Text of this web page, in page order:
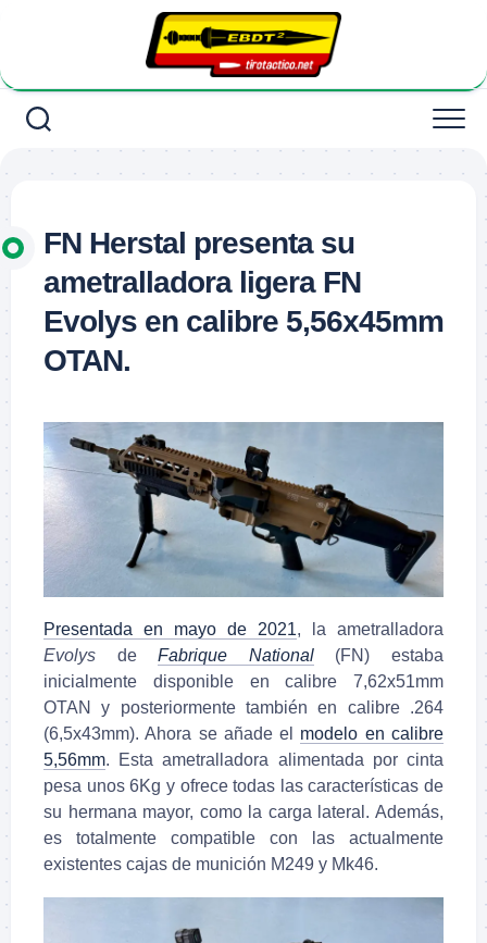
FN Herstal presenta su
ametralladora ligera FN
Evolys en calibre 5,56x45mm
OTAN.
Presentada en mayo de 2021, la ametralladora
Evolys deFabrique National(FN) estaba
inicialmente disponible en calibre 7,62x51mm
OTAN y posteriormente también en calibre .264
(6,5x43mm). Ahora se añade el modelo en calibre
5,56mm.
Esta ametralladora alimentada por cinta
pesa unos 6Kg y ofrece todas las características de
su hermana mayor, como la carga lateral. Además,
es totalmente compatible con las actualmente
existentes cajas de munición M249 y Mk46.